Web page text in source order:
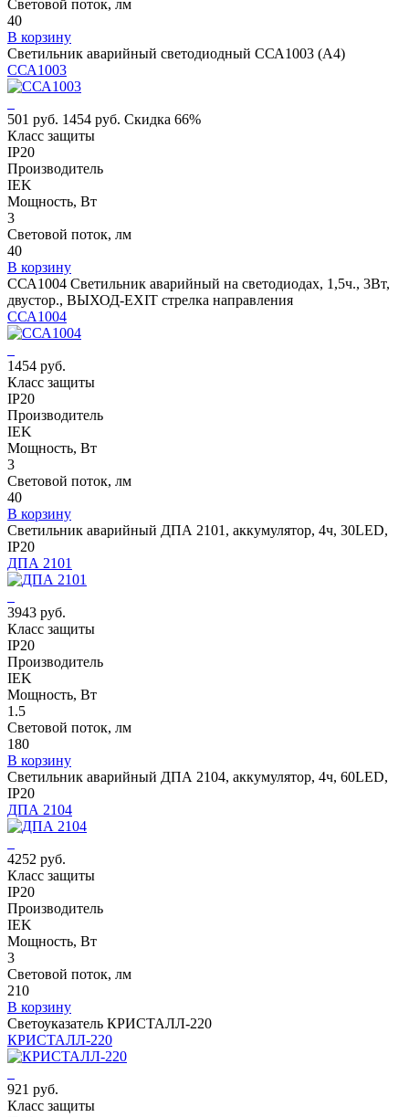
Световой поток, лм
40
В корзину
Светильник аварийный светодиодный ССА1003 (А4)
ССА1003
501 руб. 1454 руб. Скидка 66%
Класс защиты
IP20
Производитель
IEK
Мощность, Вт
3
Световой поток, лм
40
В корзину
ССА1004 Светильник аварийный на светодиодах, 1,5ч., 3Вт,
двустор., ВЫХОД-EXIT стрелка направления
ССА1004
1454 руб.
Класс защиты
IP20
Производитель
IEK
Мощность, Вт
3
Световой поток, лм
40
В корзину
Светильник аварийный ДПА 2101, аккумулятор, 4ч, 30LED,
IP20
ДПА 2101
3943 руб.
Класс защиты
IP20
Производитель
IEK
Мощность, Вт
1.5
Световой поток, лм
180
В корзину
Светильник аварийный ДПА 2104, аккумулятор, 4ч, 60LED,
IP20
ДПА 2104
4252 руб.
Класс защиты
IP20
Производитель
IEK
Мощность, Вт
3
Световой поток, лм
210
В корзину
Светоуказатель КРИСТАЛЛ-220
КРИСТАЛЛ-220
921 руб.
Класс защиты